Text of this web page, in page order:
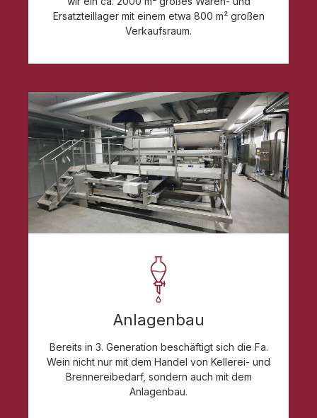
Ersatzteillager mit einem etwa 800 m² großen
Verkaufsraum.
Anlagenbau
Bereits in 3. Generation beschäftigt sich die Fa.
Wein nicht nur mit dem Handel von Kellerei- und
Brennereibedarf, sondern auch mit dem
Anlagenbau.